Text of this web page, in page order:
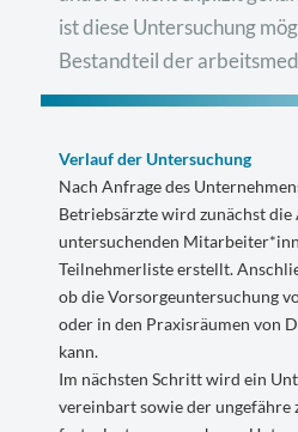
ist diese Untersuchung
Bestandteil der
Verlauf der Untersuchung
Nach Anfrage des
Betriebsärzte wird zunächst die
untersuchenden
Teilnehmerliste erstellt.
ob die Vorsorgeuntersuchung
oder in den Praxisräumen von
kann.
Im nächsten Schritt wird ein
vereinbart sowie der ungefähre